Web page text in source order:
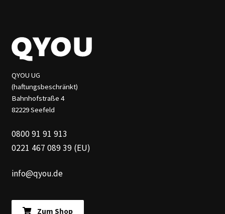
QYOU UG
(haftungsbeschränkt)
Bahnhofstraße 4
82229 Seefeld
0800 91 91 913
0221 467 089 39 (EU)
info@qyou.de
Zum Shop